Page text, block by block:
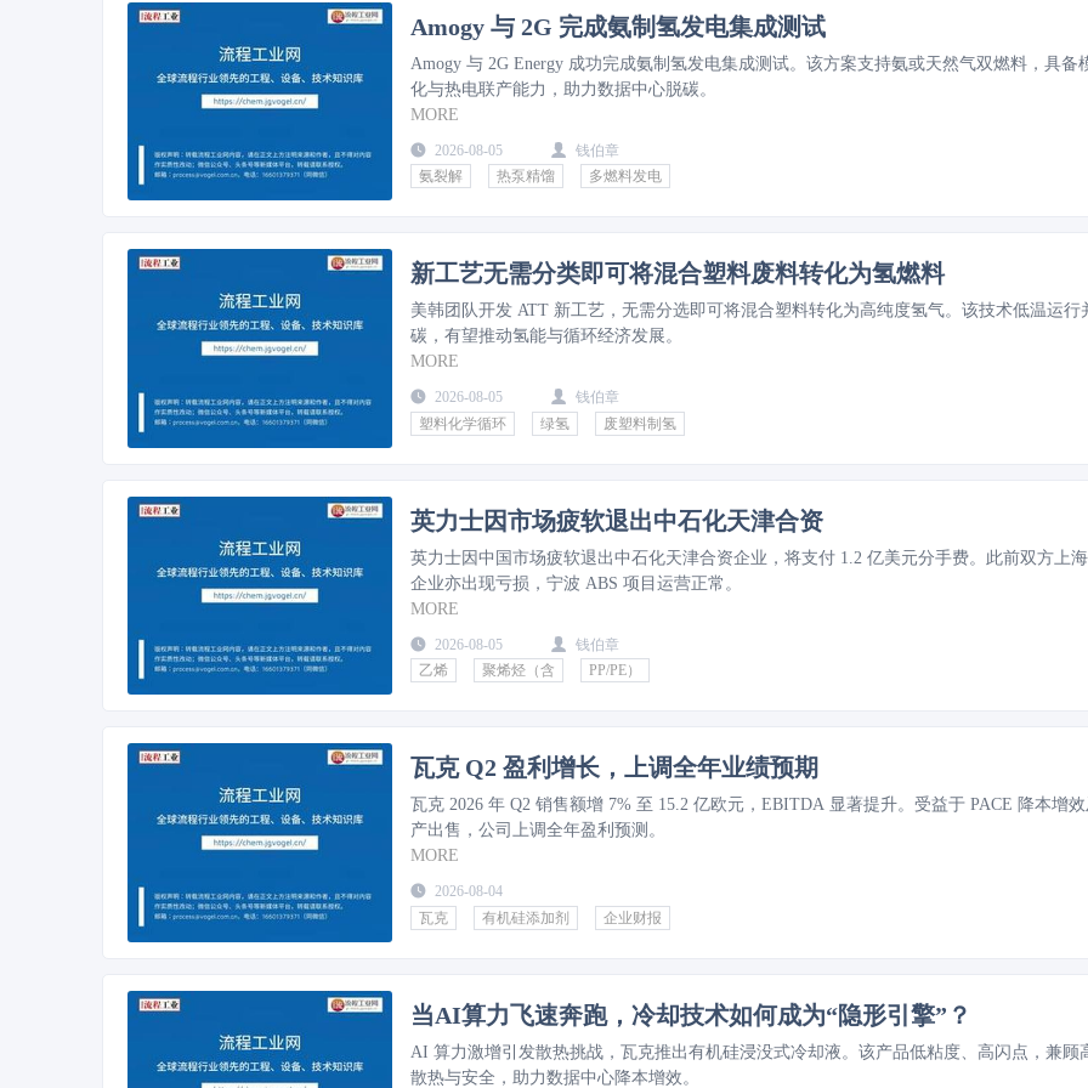
Amogy 与 2G 完成氨制氢发电集成测试
Amogy 与 2G Energy 成功完成氨制氢发电集成测试。该方案支持氨或天然气双燃料，具备
化与热电联产能力，助力数据中心脱碳。
MORE
2026-08-05
钱伯章
氨裂解
热泵精馏 多燃料发电
新工艺无需分类即可将混合塑料废料转化为氢燃料
美韩团队开发 ATT 新工艺，无需分选即可将混合塑料转化为高纯度氢气。该技术低温运行
碳，有望推动氢能与循环经济发展。
MORE
2026-08-05
钱伯章
塑料化学循环
绿氢 废塑料制氢
英力士因市场疲软退出中石化天津合资
英力士因中国市场疲软退出中石化天津合资企业，将支付 1.2 亿美元分手费。此前双方上
企业亦出现亏损，宁波 ABS 项目运营正常。
MORE
2026-08-05
钱伯章
乙烯
聚烯烃（含 PP/PE）
瓦克 Q2 盈利增长，上调全年业绩预期
瓦克 2026 年 Q2 销售额增 7% 至 15.2 亿欧元，EBITDA 显著提升。受益于 PACE 降本增
产出售，公司上调全年盈利预测。
MORE
2026-08-04
瓦克
有机硅添加剂 企业财报
当AI算力飞速奔跑，冷却技术如何成为“隐形引擎”？
AI 算力激增引发散热挑战，瓦克推出有机硅浸没式冷却液。该产品低粘度、高闪点，兼顾
散热与安全，助力数据中心降本增效。